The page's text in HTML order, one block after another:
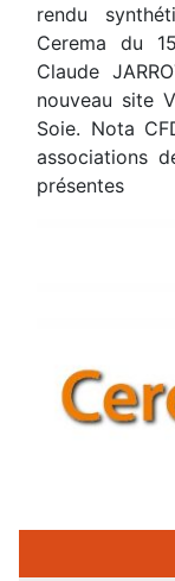
rendu
Cerema du
Claude
nouveau site
Soie. Nota
associations
présentes